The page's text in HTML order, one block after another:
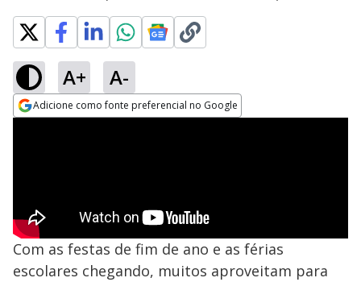
A+ A-
Adicione como fonte preferencial no Google
Com as festas de fim de ano e as férias
escolares chegando, muitos aproveitam para